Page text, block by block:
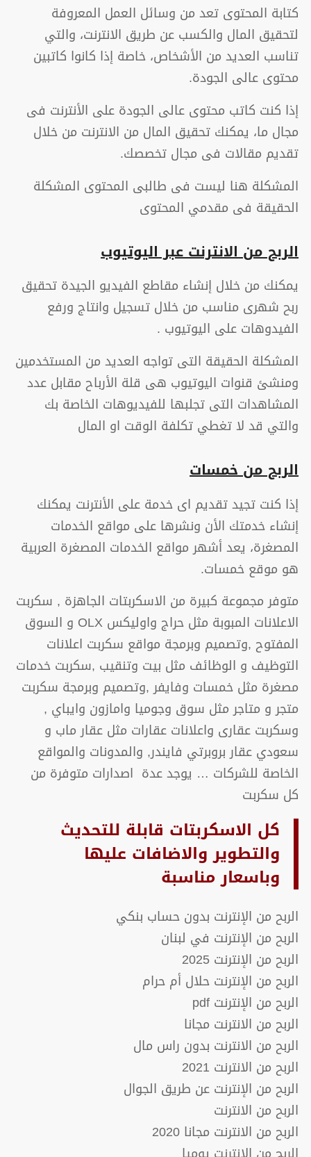
كتابة المحتوى تعد من وسائل العمل المعروفة
لتحقيق المال والكسب عن طريق الانترنت، والتي
تناسب العديد من الأشخاص، خاصة إذا كانوا كاتبين
محتوى عالى الجودة.
إذا كنت كاتب محتوى عالى الجودة على الأنترنت فى
مجال ما، يمكنك تحقيق المال من الانترنت من خلال
تقديم مقالات فى مجال تخصصك.
المشكلة هنا ليست فى طالبى المحتوى المشكلة
الحقيقة فى مقدمي المحتوى
الربح من الانترنت عبر اليوتيوب
يمكنك من خلال إنشاء مقاطع الفيديو الجيدة تحقيق
ربح شهرى مناسب من خلال تسجيل وانتاج ورفع
الفيدوهات على اليوتيوب .
المشكلة الحقيقة التى تواجه العديد من المستخدمين
ومنشئ قنوات اليوتيوب هى قلة الأرباح مقابل عدد
المشاهدات التى تجلبها للفيديوهات الخاصة بك
والتي قد لا تغطي تكلفة الوقت او المال
الربح من خمسات
إذا كنت تجيد تقديم اى خدمة على الأنترنت يمكنك
إنشاء خدمتك الأن ونشرها على مواقع الخدمات
المصغرة، يعد أشهر مواقع الخدمات المصغرة العربية
هو موقع خمسات.
متوفر مجموعة كبيرة من الاسكربتات الجاهزة , سكربت
الاعلانات المبوبة مثل حراج واوليكس OLX و السوق
المفتوح ,وتصميم وبرمجة مواقع سكربت اعلانات
التوظيف و الوظائف مثل بيت وتنقيب ,سكربت خدمات
مصغرة مثل خمسات وفايفر ,وتصميم وبرمجة سكربت
متجر و متاجر مثل سوق وجوميا وامازون وايباي ,
وسكربت عقارى واعلانات عقارات مثل عقار ماب و
سعودي عقار بروبرتي فايندر, والمدونات والمواقع
الخاصة للشركات … يوجد عدة اصدارات متوفرة من
كل سكربت
كل الاسكربتات قابلة للتحديث
والتطوير والاضافات عليها
وباسعار مناسبة
الربح من الإنترنت بدون حساب بنكي
الربح من الإنترنت في لبنان
الربح من الإنترنت 2025
الربح من الإنترنت حلال أم حرام
الربح من الإنترنت pdf
الربح من الانترنت مجانا
الربح من الانترنت بدون راس مال
الربح من الانترنت 2021
الربح من الإنترنت عن طريق الجوال
الربح من الانترنت
الربح من الانترنت مجانا 2020